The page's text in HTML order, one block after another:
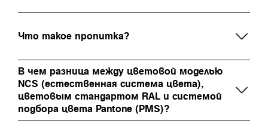
Что такое пропитка?
В чем разница между цветовой моделью
NCS (естественная система цвета),
цветовым стандартом RAL и системой
подбора цвета Pantone (PMS)?